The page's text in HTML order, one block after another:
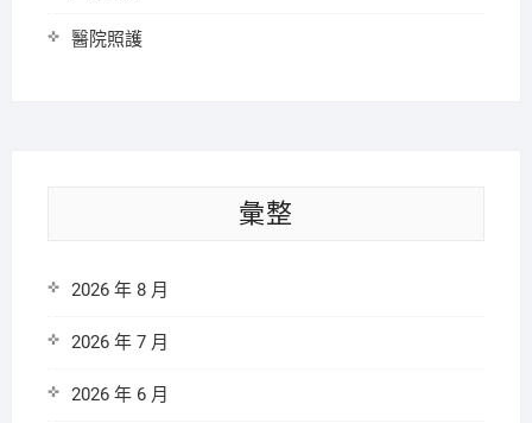
醫院照護
彙整
2026 年 8 月
2026 年 7 月
2026 年 6 月